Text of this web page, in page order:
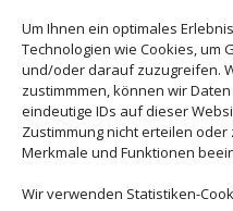
Um Ihnen ein optimales
Technologien wie Cookies, um
und/oder darauf zuzugreifen.
zustimmmen, können wir
eindeutige IDs auf dieser
Zustimmung nicht erteilen
Merkmale und Funktionen
Wir verwenden Statistiken-
Urlaub in